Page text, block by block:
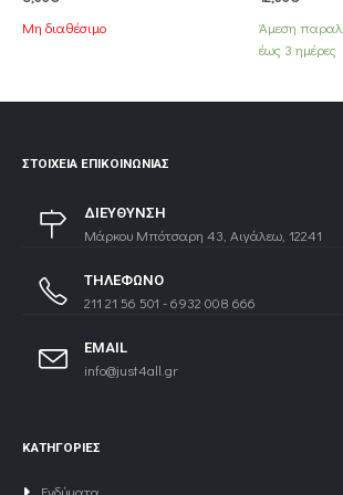
Άμεση παραλαβή / Παράδoση 1
Άμεση
έως 3 ημέρες
ΣΤΟΙΧΕΊΑ ΕΠΙΚΟΙΝΩΝΊΑΣ
ΔΙΕΥΘΥΝΣΗ
Μάρκου Μπότσαρη 43, Αιγάλεω, 12241
ΤΗΛΕΦΩΝΟ
211 21 56 501 - 6932 008 666
EMAIL
info@just4all.gr
ΚΑΤΗΓΟΡΙΕΣ